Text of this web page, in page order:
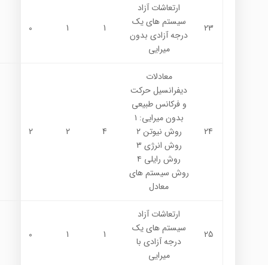
23
ارتعاشات آزاد
سيستم هاي يك
درجه آزادي بدون
ميرايي
1
1
0
24
معادلات
ديفرانسيل حركت
و فركانس طبيعي
بدون ميرايي: ١
روش نيوتن ٢
روش انرژي ٣
روش رايلي ٤
روش سيستم هاي
معادل
4
2
2
25
ارتعاشات آزاد
سيستم هاي يك
درجه آزادي با
ميرايي
1
1
0